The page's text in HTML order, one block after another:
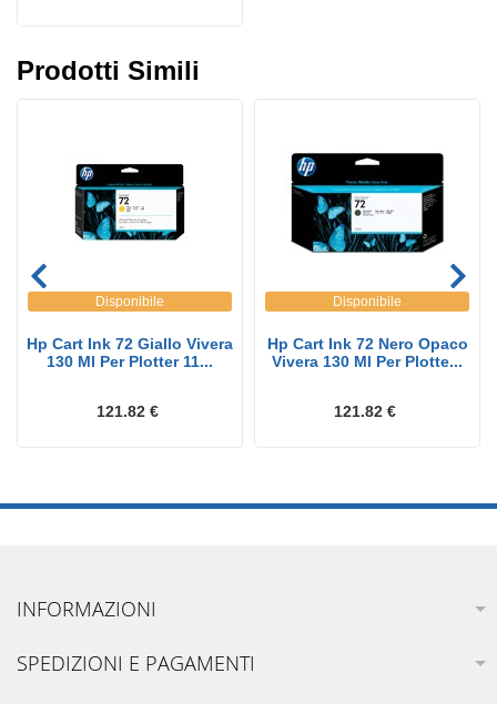
Prodotti Simili
Disponibile
Hp Cart Ink 72 Giallo Vivera
130 Ml Per Plotter 11...
121.82 €
Disponibile
Hp Cart Ink 72 Nero Opaco
Vivera 130 Ml Per Plotte...
121.82 €
INFORMAZIONI
SPEDIZIONI E PAGAMENTI